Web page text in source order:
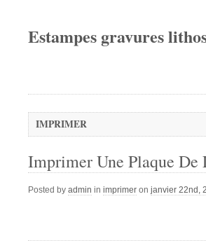
Estampes gravures
IMPRIMER
Imprimer Une Plaque De
Posted by admin in imprimer on janvier 22nd,